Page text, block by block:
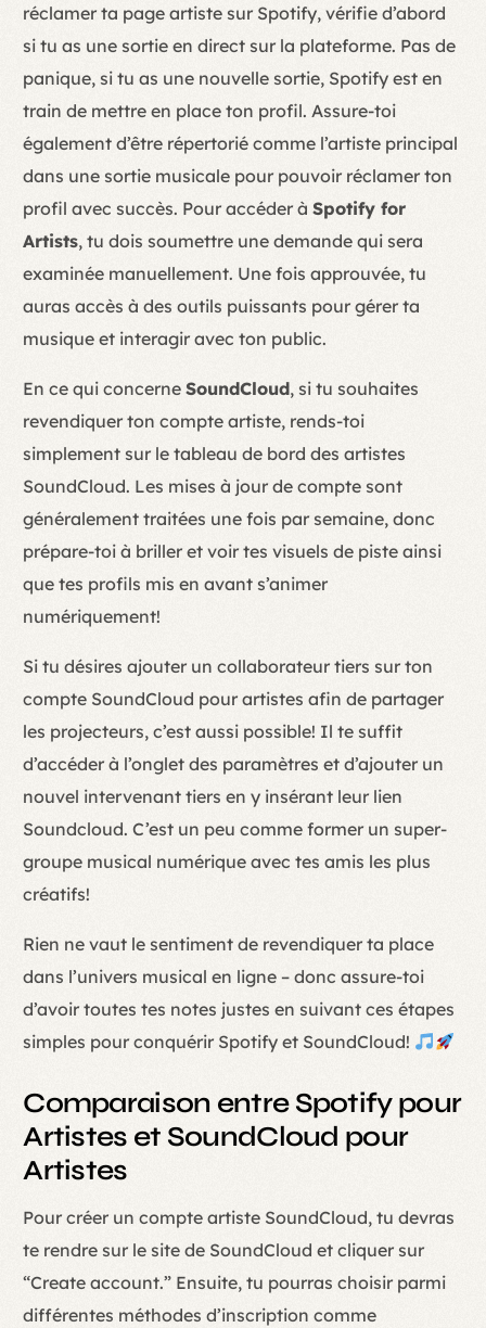
réclamer ta page artiste sur Spotify, vérifie d’abord
si tu as une sortie en direct sur la plateforme. Pas de
panique, si tu as une nouvelle sortie, Spotify est en
train de mettre en place ton profil. Assure-toi
également d’être répertorié comme l’artiste principal
dans une sortie musicale pour pouvoir réclamer ton
profil avec succès. Pour accéder àSpotify for
Artists, tu dois soumettre une demande qui sera
examinée manuellement. Une fois approuvée, tu
auras accès à des outils puissants pour gérer ta
musique et interagir avec ton public.
En ce qui concerneSoundCloud, si tu souhaites
revendiquer ton compte artiste, rends-toi
simplement sur le tableau de bord des artistes
SoundCloud. Les mises à jour de compte sont
généralement traitées une fois par semaine, donc
prépare-toi à briller et voir tes visuels de piste ainsi
que tes profils mis en avant s’animer
numériquement!
Si tu désires ajouter un collaborateur tiers sur ton
compte SoundCloud pour artistes afin de partager
les projecteurs, c’est aussi possible! Il te suffit
d’accéder à l’onglet des paramètres et d’ajouter un
nouvel intervenant tiers en y insérant leur lien
Soundcloud. C’est un peu comme former un super-
groupe musical numérique avec tes amis les plus
créatifs!
Rien ne vaut le sentiment de revendiquer ta place
dans l’univers musical en ligne – donc assure-toi
d’avoir toutes tes notes justes en suivant ces étapes
simples pour conquérir Spotify et SoundCloud!
Comparaison entre Spotify pour
Artistes et SoundCloud pour
Artistes
Pour créer un compte artiste SoundCloud, tu devras
te rendre sur le site de SoundCloud et cliquer sur
“Create account.” Ensuite, tu pourras choisir parmi
différentes méthodes d’inscription comme